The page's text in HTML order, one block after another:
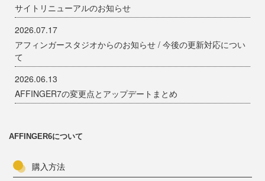
サイトリニューアルのお知らせ
2026.07.17
アフィンガースタジオからのお知らせ / 今後の更新対応につい
て
2026.06.13
AFFINGER7の変更点とアップデートまとめ
AFFINGER6について
購入方法